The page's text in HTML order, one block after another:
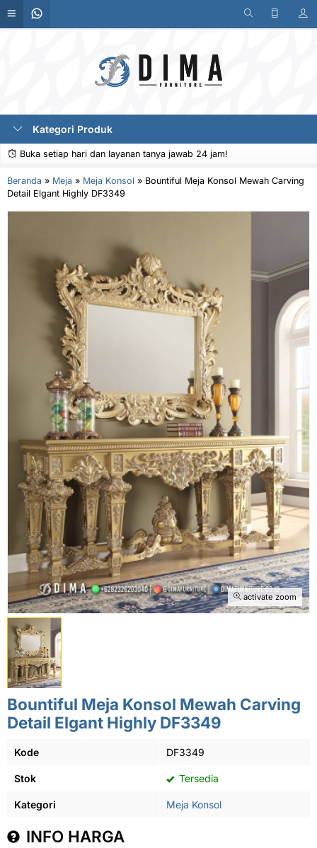
Kategori Produk
Buka setiap hari dan layanan tanya jawab 24 jam!
Beranda » Meja » Meja Konsol » Bountiful Meja Konsol Mewah Carving
Detail Elgant Highly DF3349
activate zoom
Bountiful Meja Konsol Mewah Carving
Detail Elgant Highly DF3349
Kode DF3349
Stok Tersedia
Kategori Meja Konsol
INFO HARGA